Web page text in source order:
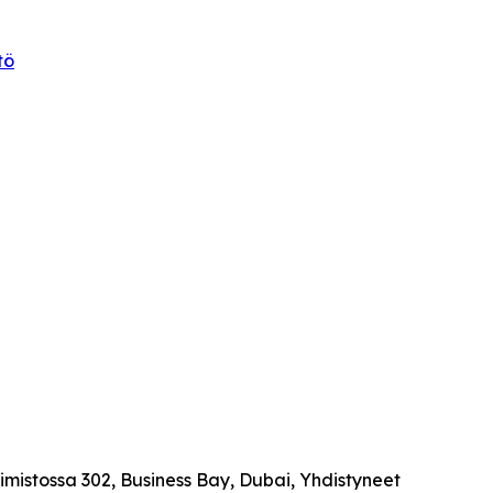
302, Business Bay, Dubai, Yhdistyneet